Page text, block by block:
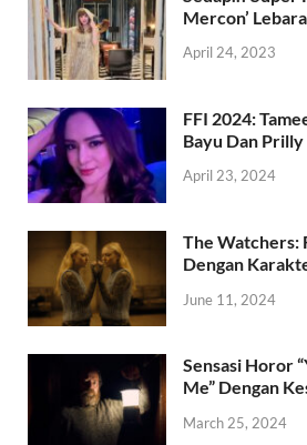
Mercon’
April 24, 2023
FFI 2024:
Bayu Dan
April 23, 2024
The Watchers:
Dengan
June 11, 2024
Sensasi Horor
Me” Dengan
March 25, 2024